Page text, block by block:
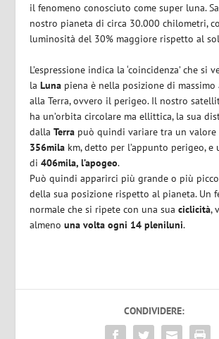
il fenomeno conosciuto come super luna.
nostro pianeta di circa 30.000 chilometri,
luminosità del 30% maggiore rispetto al
L’espressione indica la ‘coincidenza’ che si
laLuna piena è nella posizione di massimo
alla Terra, ovvero il perigeo. Il nostro
ha un’orbita circolare ma ellittica, la sua
dallaTerra può quindi variare tra un valore
356mila km, detto per l’appunto perigeo, e
di406mila, l’apogeo.
Può quindi apparirci più grande o più
della sua posizione rispetto al pianeta. Un
normale che si ripete con una suaciclicità,
almenouna volta ogni 14 pleniluni.
CONDIVIDERE: